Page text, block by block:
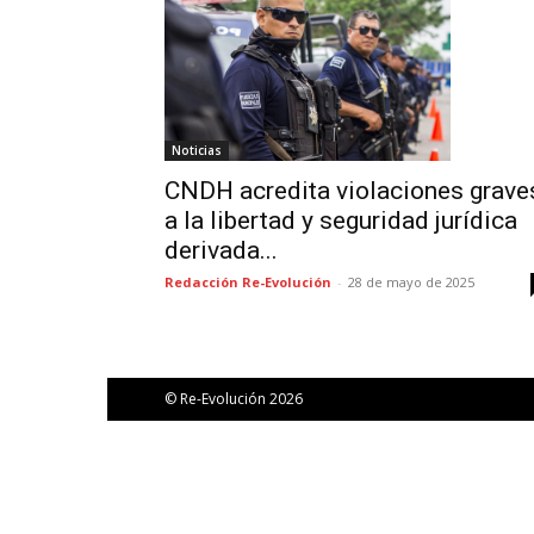
Noticias
CNDH acredita violaciones
a la libertad y seguridad jurídica
derivada...
Redacción Re-Evolución - 28 de mayo de 2025
© Re-Evolución 2026